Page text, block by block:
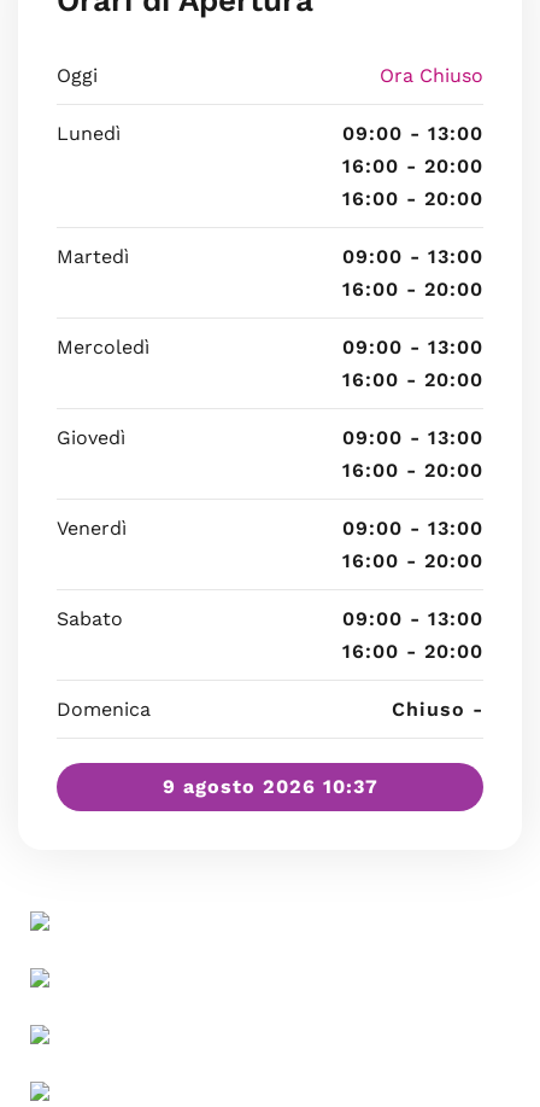
Oggi Ora Chiuso
Lunedì
09:00 - 13:00
16:00 - 20:00
16:00 - 20:00
Martedì
09:00 - 13:00
16:00 - 20:00
Mercoledì
09:00 - 13:00
16:00 - 20:00
Giovedì
09:00 - 13:00
16:00 - 20:00
Venerdì
09:00 - 13:00
16:00 - 20:00
Sabato
09:00 - 13:00
16:00 - 20:00
Domenica Chiuso -
9 agosto 2026 10:37